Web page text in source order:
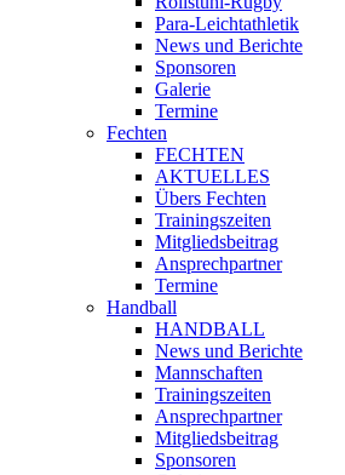
Para-Leichtathletik
News und Berichte
Sponsoren
Galerie
Termine
Fechten
FECHTEN
AKTUELLES
Übers Fechten
Trainingszeiten
Mitgliedsbeitrag
Ansprechpartner
Termine
Handball
HANDBALL
News und Berichte
Mannschaften
Trainingszeiten
Ansprechpartner
Mitgliedsbeitrag
Sponsoren